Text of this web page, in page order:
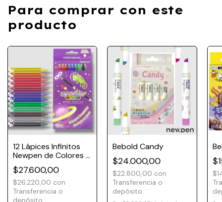
Para comprar con este
producto
12 Lápices Infinitos
Newpen de Colores –
Escritura eterna con
tecnología de
grafeno
$27.600,00
$26.220,00 con
Transferencia o
depósito
Bebold Candy
$24.000,00
$22.800,00 con
Transferencia o
depósito